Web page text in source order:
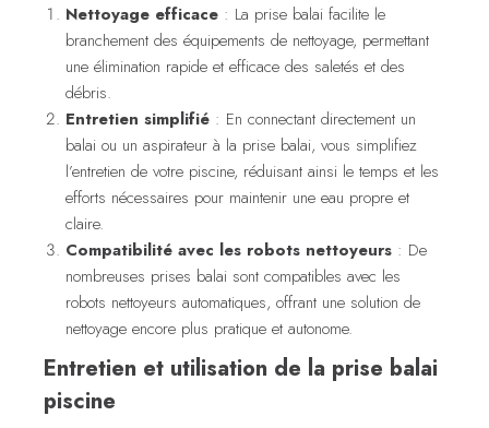
Nettoyage efficace : La prise balai facilite le
branchement des équipements de nettoyage, permettant
une élimination rapide et efficace des saletés et des
débris.
Entretien simplifié : En connectant directement un
balai ou un aspirateur à la prise balai, vous simplifiez
l’entretien de votre piscine, réduisant ainsi le temps et les
efforts nécessaires pour maintenir une eau propre et
claire.
Compatibilité avec les robots nettoyeurs : De
nombreuses prises balai sont compatibles avec les
robots nettoyeurs automatiques, offrant une solution de
nettoyage encore plus pratique et autonome.
Entretien et utilisation de la prise balai
piscine